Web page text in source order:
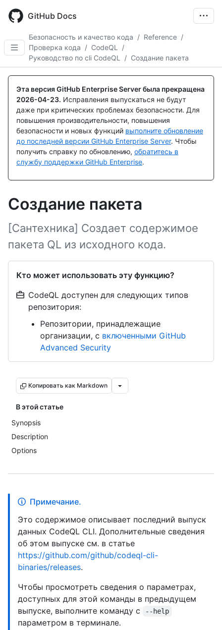
main
GitHub Docs
Безопасность и качество кода / Reference /
Проверка кода / CodeQL
/
Руководство по cli CodeQL
/ Создание пакета
Эта версия GitHub Enterprise Server была прекращена
2026-04-23. Исправления выпускаться не будут
даже при критических проблемах безопасности. Для
повышения производительности, повышения
безопасности и новых функций выполните обновление
до последней версии GitHub Enterprise Server. Чтобы
получить справку по обновлению, обратитесь в
службу поддержки GitHub Enterprise.
Создание пакета
[Сантехника] Создает содержимое
пакета QL из исходного кода.
Кто может использовать эту функцию?
CodeQL доступен для следующих типов
репозитория:
Репозитории, принадлежащие
организации, с включенными GitHub
Advanced Security
Копировать как Markdown
В этой статье
Synopsis
Description
Options
Примечание.
Это содержимое описывает последний выпуск
данных CodeQL CLI. Дополнительные сведения
об этом выпуске см. в статье
https://github.com/github/codeql-cli-
binaries/releases.
Чтобы просмотреть сведения о параметрах,
доступных для этой команды в предыдущем
выпуске, выполните команду с
--help
параметром в терминале.